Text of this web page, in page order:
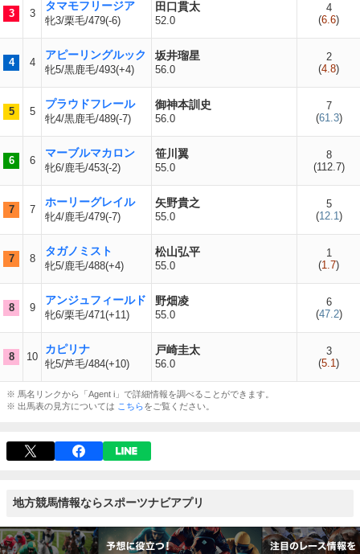
3 3
タマモフリージア
牝3/栗毛/479(-6)
田口貫太
52.0
4
(6.6)
4 4
アピーリングルック
牝5/黒鹿毛/493(+4)
坂井瑠星
56.0
2
(4.8)
5 5
プラウドフレール
牝4/黒鹿毛/489(-7)
御神本訓史
56.0
7
(61.3)
6 6
マーブルマカロン
牝6/鹿毛/453(-2)
笹川翼
55.0
8
(112.7)
7 7
ホーリーグレイル
牝4/鹿毛/479(-7)
矢野貴之
55.0
5
(12.1)
7 8
タガノミスト
牝5/鹿毛/488(+4)
松山弘平
55.0
1
(1.7)
8 9
アンジュフィールド
牝6/栗毛/471(+11)
野畑凌
55.0
6
(47.2)
8 10
カピリナ
牝5/芦毛/484(+10)
戸崎圭太
56.0
3
(5.1)
※ 馬名リンクから「Agent i」で詳細情報を調べることができます。
※ 出馬表の見方については こちらをご覧ください。
地方競馬情報ならスポーツナビアプリ